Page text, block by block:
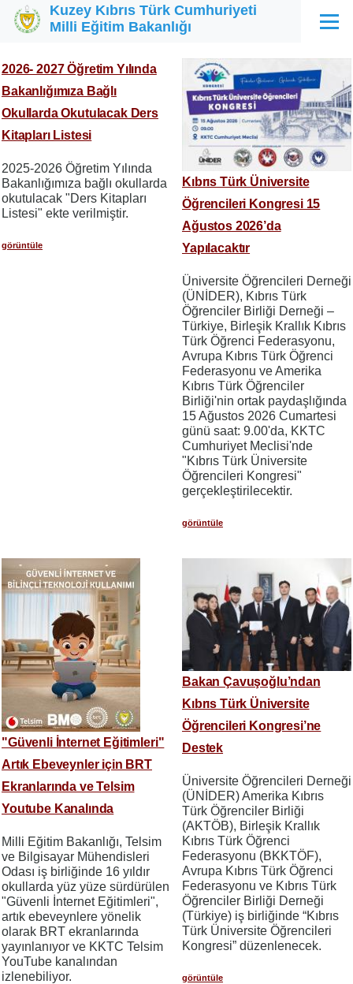
Ana içeriğe atla
Kuzey Kıbrıs Türk Cumhuriyeti
Milli Eğitim Bakanlığı
Menü
2026- 2027 Öğretim Yılında
Bakanlığımıza Bağlı
Okullarda Okutulacak Ders
Kitapları Listesi
2025-2026 Öğretim Yılında
Bakanlığımıza bağlı okullarda
okutulacak "Ders Kitapları
Listesi" ekte verilmiştir.
görüntüle
Kıbrıs Türk Üniversite
Öğrencileri Kongresi 15
Ağustos 2026’da
Yapılacaktır
Üniversite Öğrencileri Derneği
(ÜNİDER), Kıbrıs Türk
Öğrenciler Birliği Derneği –
Türkiye, Birleşik Krallık Kıbrıs
Türk Öğrenci Federasyonu,
Avrupa Kıbrıs Türk Öğrenci
Federasyonu ve Amerika
Kıbrıs Türk Öğrenciler
Birliği'nin ortak paydaşlığında
15 Ağustos 2026 Cumartesi
günü saat: 9.00'da, KKTC
Cumhuriyet Meclisi'nde
"Kıbrıs Türk Üniversite
Öğrencileri Kongresi"
gerçekleştirilecektir.
görüntüle
"Güvenli İnternet Eğitimleri"
Artık Ebeveynler için BRT
Ekranlarında ve Telsim
Youtube Kanalında
Milli Eğitim Bakanlığı, Telsim
ve Bilgisayar Mühendisleri
Odası iş birliğinde 16 yıldır
okullarda yüz yüze sürdürülen
"Güvenli İnternet Eğitimleri",
artık ebeveynlere yönelik
olarak BRT ekranlarında
yayınlanıyor ve KKTC Telsim
YouTube kanalından
izlenebiliyor.
Bakan Çavuşoğlu’ndan
Kıbrıs Türk Üniversite
Öğrencileri Kongresi’ne
Destek
Üniversite Öğrencileri Derneği
(ÜNİDER) Amerika Kıbrıs
Türk Öğrenciler Birliği
(AKTÖB), Birleşik Krallık
Kıbrıs Türk Öğrenci
Federasyonu (BKKTÖF),
Avrupa Kıbrıs Türk Öğrenci
Federasyonu ve Kıbrıs Türk
Öğrenciler Birliği Derneği
(Türkiye) iş birliğinde “Kıbrıs
Türk Üniversite Öğrencileri
Kongresi” düzenlenecek.
görüntüle